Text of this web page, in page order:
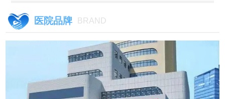
医院品牌 BRAND